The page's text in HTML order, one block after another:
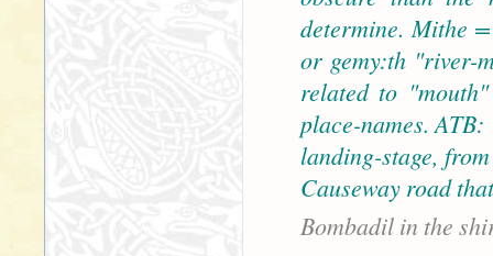
determine. Mithe
or gemy:th "river-
related to
place-names.
landing-stage,
Causeway road
Bombadil in the